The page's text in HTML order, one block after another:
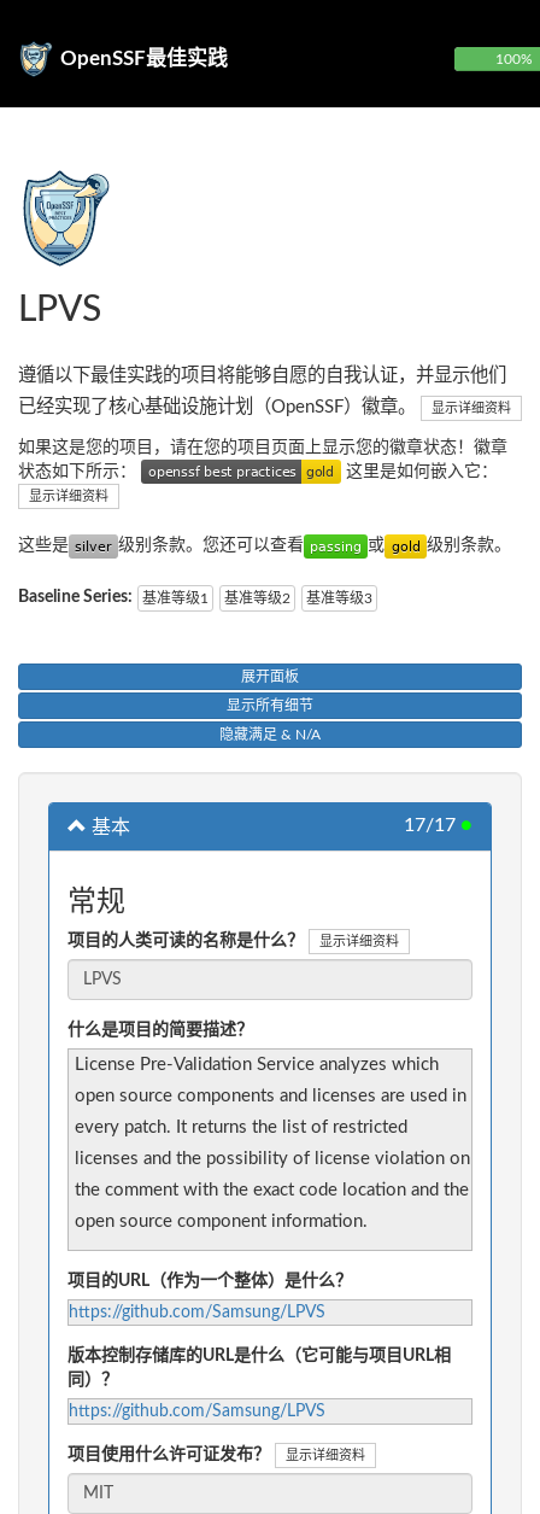
OpenSSF最佳实践 100%
LPVS
遵循以下最佳实践的项目将能够自愿的自我认证，并显示他们
已经实现了核心基础设施计划（OpenSSF）徽章。
显示详细资料
如果这是您的项目，请在您的项目页面上显示您的徽章状态！徽章
状态如下所示：
这里是如何嵌入它：
显示详细资料
这些是 级别条款。您还可以查看 或 级别条款。
Baseline Series: 基准等级1 基准等级2 基准等级3
展开面板
显示所有细节
隐藏满足 & N/A
基本 17/17 ●
常规
项目的人类可读的名称是什么？ 显示详细资料
什么是项目的简要描述？
License Pre-Validation Service analyzes which
open source components and licenses are used in
every patch. It returns the list of restricted
licenses and the possibility of license violation on
the comment with the exact code location and the
open source component information.
项目的URL（作为一个整体）是什么？
https://github.com/Samsung/LPVS
版本控制存储库的URL是什么（它可能与项目URL相
同）？
https://github.com/Samsung/LPVS
项目使用什么许可证发布？ 显示详细资料